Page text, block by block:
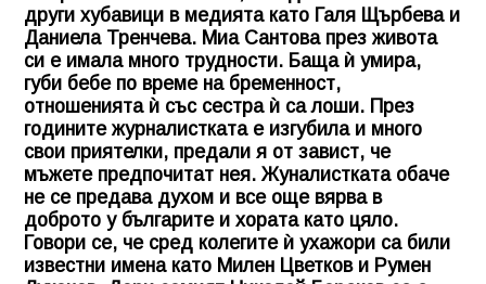
други хубавици в медията като Галя Щърбева и
Даниела Тренчева. Миа Сантова през живота
си е имала много трудности. Баща ѝ умира,
губи бебе по време на бременност,
отношенията ѝ със сестра ѝ са лоши. През
годините журналистката е изгубила и много
свои приятелки, предали я от завист, че
мъжете предпочитат нея. Жуналистката обаче
не се предава духом и все още вярва в
доброто у българите и хората като цяло.
Говори се, че сред колегите ѝ ухажори са били
известни имена като Милен Цветков и Румен